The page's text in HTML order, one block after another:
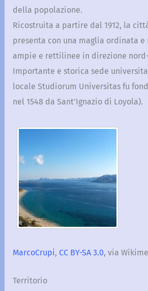
della popolazione.
Ricostruita a partire dal 1912, la
presenta con una maglia ordinata e
ampie e rettilinee in direzione
Importante e storica sede
locale Studiorum Universitas fu
nel 1548 da Sant’Ignazio di Loyola).
MarcoCrupi, CC BY-SA 3.0, via
Territorio